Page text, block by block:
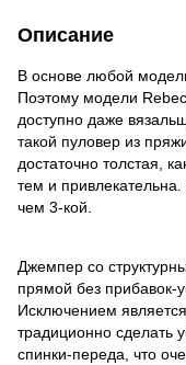
Описание
В основе любой
Поэтому модели
доступно даже
такой пуловер из
достаточно толстая,
тем и
чем 3-кой.
Джемпер со
прямой без прибавок-
Исключением
традиционно сделать
спинки-переда, что